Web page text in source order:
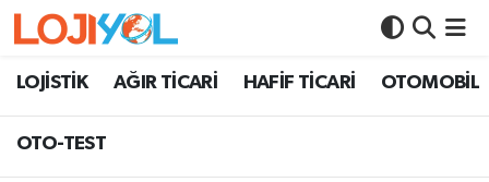
LOJİSTİK AĞIR TİCARİ HAFİF TİCARİ OTOMOBİL
OTO-TEST
OTO-TEST